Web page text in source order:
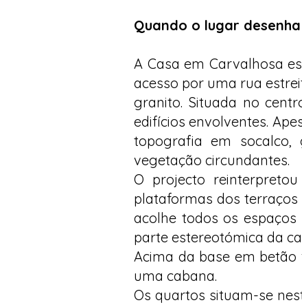
Quando o lugar
A Casa em Carvalhosa
acesso por uma rua
granito. Situada no
edifícios envolventes.
topografia em
vegetação circundantes.
O projecto
plataformas dos
acolhe todos os
parte estereotómica da
Acima da base em
uma cabana.
Os quartos situam-se